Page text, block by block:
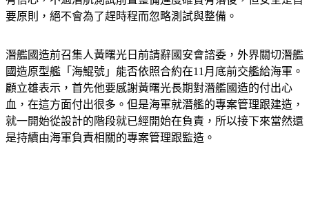
要原則，絕不會為了趕時程而忽略測試與整備。
潛艦國造前召集人黃曙光日前請辭國安會諮委，外界關切潛艦
國造原型艦「海鯤號」能否依照合約在11月底前交艦給海軍。
顧立雄表示，首先他要感謝黃曙光長期對潛艦國造的付出心
血，在這方面付出很多。但是海軍就潛艦的專案管理跟建造，
就一開始從設計的階段就已經開始在負責，所以接下來當然還
是持續由海軍負責相關的專案管理跟監造。